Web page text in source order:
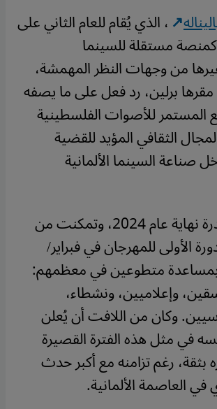
، الذي يُقام للعام الثاني على
مستقلة للسينما
من وجهات النظر المهمشة،
برلين، رد فعل على ما يصفه
المستمر للأصوات الفلسطينية
الثقافي المؤيد للقضية
صناعة السينما الألمانية
تأسست المبادرة نهاية عام 2024، وتمكنت من
الأولى للمهرجان في فبراير/
2025، بمساعدة متطوعين في معظمهم:
وإعلاميين، ونشطاء،
وكان من اللافت أن يُعلن
في مثل هذه الفترة القصيرة
رغم تزامنه مع أكبر حدث
العاصمة الألمانية.